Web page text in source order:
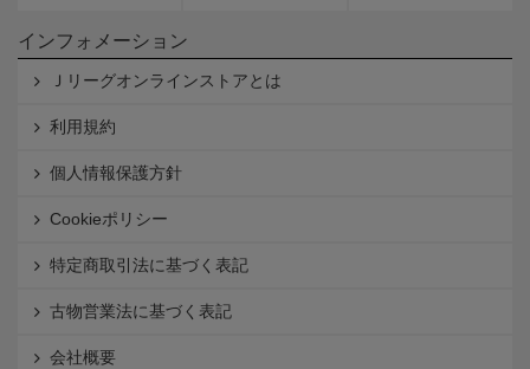
インフォメーション
Ｊリーグオンラインストアとは
利用規約
個人情報保護方針
Cookieポリシー
特定商取引法に基づく表記
古物営業法に基づく表記
会社概要